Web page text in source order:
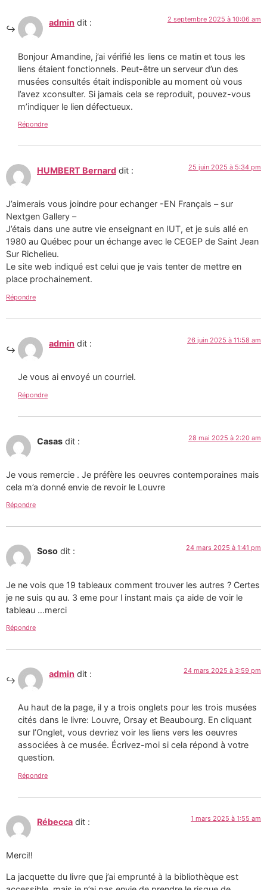
admin dit : 2 septembre 2025 à 10:06 am
Bonjour Amandine, j’ai vérifié les liens ce matin et tous les
liens étaient fonctionnels. Peut-être un serveur d’un des
musées consultés était indisponible au moment où vous
l’avez xconsulter. Si jamais cela se reproduit, pouvez-vous
m’indiquer le lien défectueux.
Répondre
HUMBERT Bernard dit : 25 juin 2025 à 5:34 pm
J’aimerais vous joindre pour echanger -EN Français – sur
Nextgen Gallery –
J’étais dans une autre vie enseignant en IUT, et je suis allé en
1980 au Québec pour un échange avec le CEGEP de Saint Jean
Sur Richelieu.
Le site web indiqué est celui que je vais tenter de mettre en
place prochainement.
Répondre
admin dit : 26 juin 2025 à 11:58 am
Je vous ai envoyé un courriel.
Répondre
Casas dit : 28 mai 2025 à 2:20 am
Je vous remercie . Je préfère les oeuvres contemporaines mais
cela m’a donné envie de revoir le Louvre
Répondre
Soso dit : 24 mars 2025 à 1:41 pm
Je ne vois que 19 tableaux comment trouver les autres ? Certes
je ne suis qu au. 3 eme pour l instant mais ça aide de voir le
tableau …merci
Répondre
admin dit : 24 mars 2025 à 3:59 pm
Au haut de la page, il y a trois onglets pour les trois musées
cités dans le livre: Louvre, Orsay et Beaubourg. En cliquant
sur l’Onglet, vous devriez voir les liens vers les oeuvres
associées à ce musée. Écrivez-moi si cela répond à votre
question.
Répondre
Rébecca dit : 1 mars 2025 à 1:55 am
Merci!!
La jacquette du livre que j’ai emprunté à la bibliothèque est